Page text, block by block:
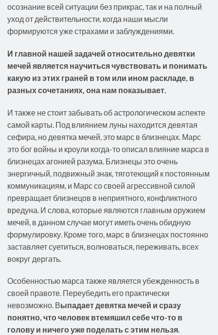
осознание всей ситуации без прикрас, так и на полный
уход от действительности, когда наши мысли
формируются уже страхами и заблуждениями.
И главной нашей задачей относительно девятки
мечей является научиться чувствовать и понимать
какую из этих граней в том или ином раскладе, в
разных сочетаниях, она нам показывает.
И также не стоит забывать об астрологическом аспекте
самой карты. Под влиянием луны находится девятая
сефира, но девятка мечей, это марс в близнецах. Марс
это бог войны и кроули когда-то описал влияние марса в
близнецах агонией разума. Близнецы это очень
энергичный, подвижный знак, тяготеющий к постоянным
коммуникациям, и Марс со своей агрессивной силой
превращает близнецов в неприятного, конфликтного
вредуна. И слова, которые являются главным оружием
мечей, в данном случае могут иметь очень обидную
формулировку. Кроме того, марс в близнецах постоянно
заставляет суетиться, волноваться, переживать, всех
вокруг дергать.
Особенностью марса также является убежденность в
своей правоте. Переубедить его практически
невозможно. Выпадает девятка мечей и сразу
понятно, что человек втемяшил себе что-то в
голову и ничего уже поделать с этим нельзя.